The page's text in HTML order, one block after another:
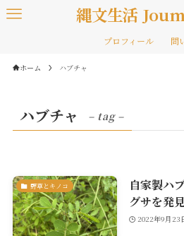
縄文生活
プロフィール 問
ホーム ハブチャ
ハブチャ – tag –
野草とキノコ
自家製ハ
グサを発見
2022年9月23